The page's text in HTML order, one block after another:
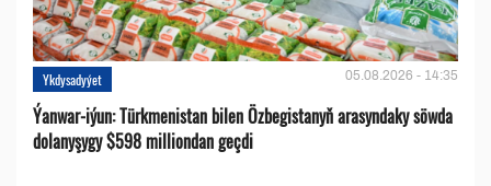
Ykdysadyýet 05.08.2026 - 14:35
Ýanwar-iýun: Türkmenistan bilen Özbegistanyň arasyndaky söwda
dolanyşygy $598 milliondan geçdi